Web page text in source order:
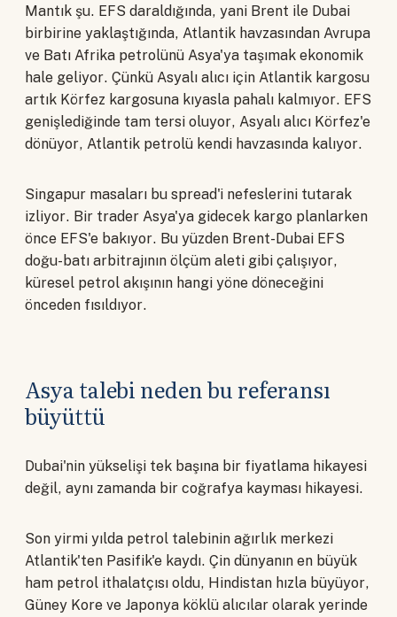
Mantık şu. EFS daraldığında, yani Brent ile Dubai
birbirine yaklaştığında, Atlantik havzasından Avrupa
ve Batı Afrika petrolünü Asya'ya taşımak ekonomik
hale geliyor. Çünkü Asyalı alıcı için Atlantik kargosu
artık Körfez kargosuna kıyasla pahalı kalmıyor. EFS
genişlediğinde tam tersi oluyor, Asyalı alıcı Körfez'e
dönüyor, Atlantik petrolü kendi havzasında kalıyor.
Singapur masaları bu spread'i nefeslerini tutarak
izliyor. Bir trader Asya'ya gidecek kargo planlarken
önce EFS'e bakıyor. Bu yüzden Brent-Dubai EFS
doğu-batı arbitrajının ölçüm aleti gibi çalışıyor,
küresel petrol akışının hangi yöne döneceğini
önceden fısıldıyor.
Asya talebi neden bu referansı
büyüttü
Dubai'nin yükselişi tek başına bir fiyatlama hikayesi
değil, aynı zamanda bir coğrafya kayması hikayesi.
Son yirmi yılda petrol talebinin ağırlık merkezi
Atlantik'ten Pasifik'e kaydı. Çin dünyanın en büyük
ham petrol ithalatçısı oldu, Hindistan hızla büyüyor,
Güney Kore ve Japonya köklü alıcılar olarak yerinde